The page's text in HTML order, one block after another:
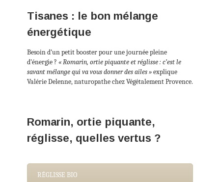
Tisanes : le bon mélange
énergétique
Besoin d’un petit booster pour une journée pleine
d’énergie ? « Romarin, ortie piquante et réglisse : c’est le
savant mélange qui va vous donner des ailes »explique
Valérie Delenne, naturopathe chez Végétalement Provence.
Romarin, ortie piquante,
réglisse, quelles vertus ?
RÉGLISSE BIO